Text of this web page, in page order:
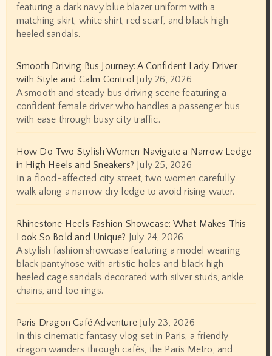
featuring a dark navy blue blazer uniform with a
matching skirt, white shirt, red scarf, and black high-
heeled sandals.
Smooth Driving Bus Journey: A Confident Lady Driver
with Style and Calm Control July 26, 2026
A smooth and steady bus driving scene featuring a
confident female driver who handles a passenger bus
with ease through busy city traffic.
How Do Two Stylish Women Navigate a Narrow Ledge
in High Heels and Sneakers? July 25, 2026
In a flood-affected city street, two women carefully
walk along a narrow dry ledge to avoid rising water.
Rhinestone Heels Fashion Showcase: What Makes This
Look So Bold and Unique? July 24, 2026
A stylish fashion showcase featuring a model wearing
black pantyhose with artistic holes and black high-
heeled cage sandals decorated with silver studs, ankle
chains, and toe rings.
Paris Dragon Café Adventure July 23, 2026
In this cinematic fantasy vlog set in Paris, a friendly
dragon wanders through cafés, the Paris Metro, and